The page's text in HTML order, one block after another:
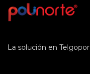
La solución en Telgopor